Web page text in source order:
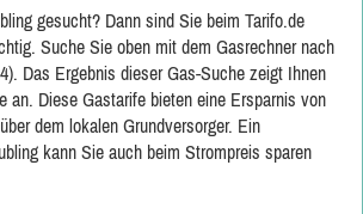
gesucht? Dann sind Sie beim Tarifo.de
Suche Sie oben mit dem Gasrechner nach
Das Ergebnis dieser Gas-Suche zeigt Ihnen
an. Diese Gastarife bieten eine Ersparnis von
dem lokalen Grundversorger. Ein
kann Sie auch beim Strompreis sparen